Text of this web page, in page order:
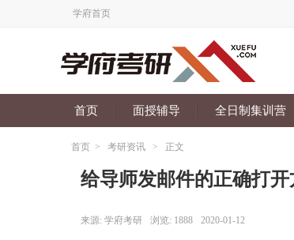
学府首页
首页 面授辅导 全日制集训营
首页 > 考研资讯 > 正文
给导师发邮件的正确打开
来源: 学府考研 浏览: 1888 2020-01-12